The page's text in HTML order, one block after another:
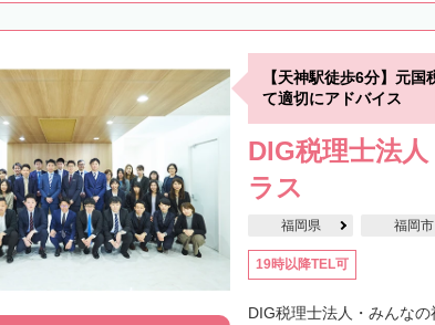
【天神駅徒歩6分】元
て適切にアドバイス
DIG税理士法
ラス
福岡県 福岡市
19時以降TEL可
DIG税理士法人・みんな